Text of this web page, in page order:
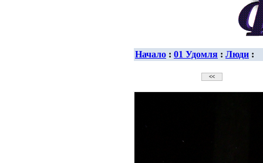
Начало : 01 Удомля : Люди :